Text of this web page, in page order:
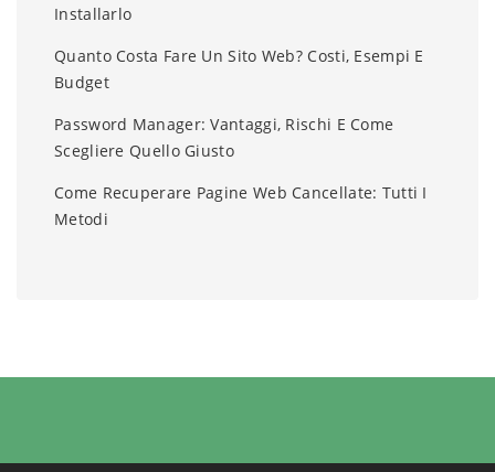
Installarlo
Quanto Costa Fare Un Sito Web? Costi, Esempi E
Budget
Password Manager: Vantaggi, Rischi E Come
Scegliere Quello Giusto
Come Recuperare Pagine Web Cancellate: Tutti I
Metodi